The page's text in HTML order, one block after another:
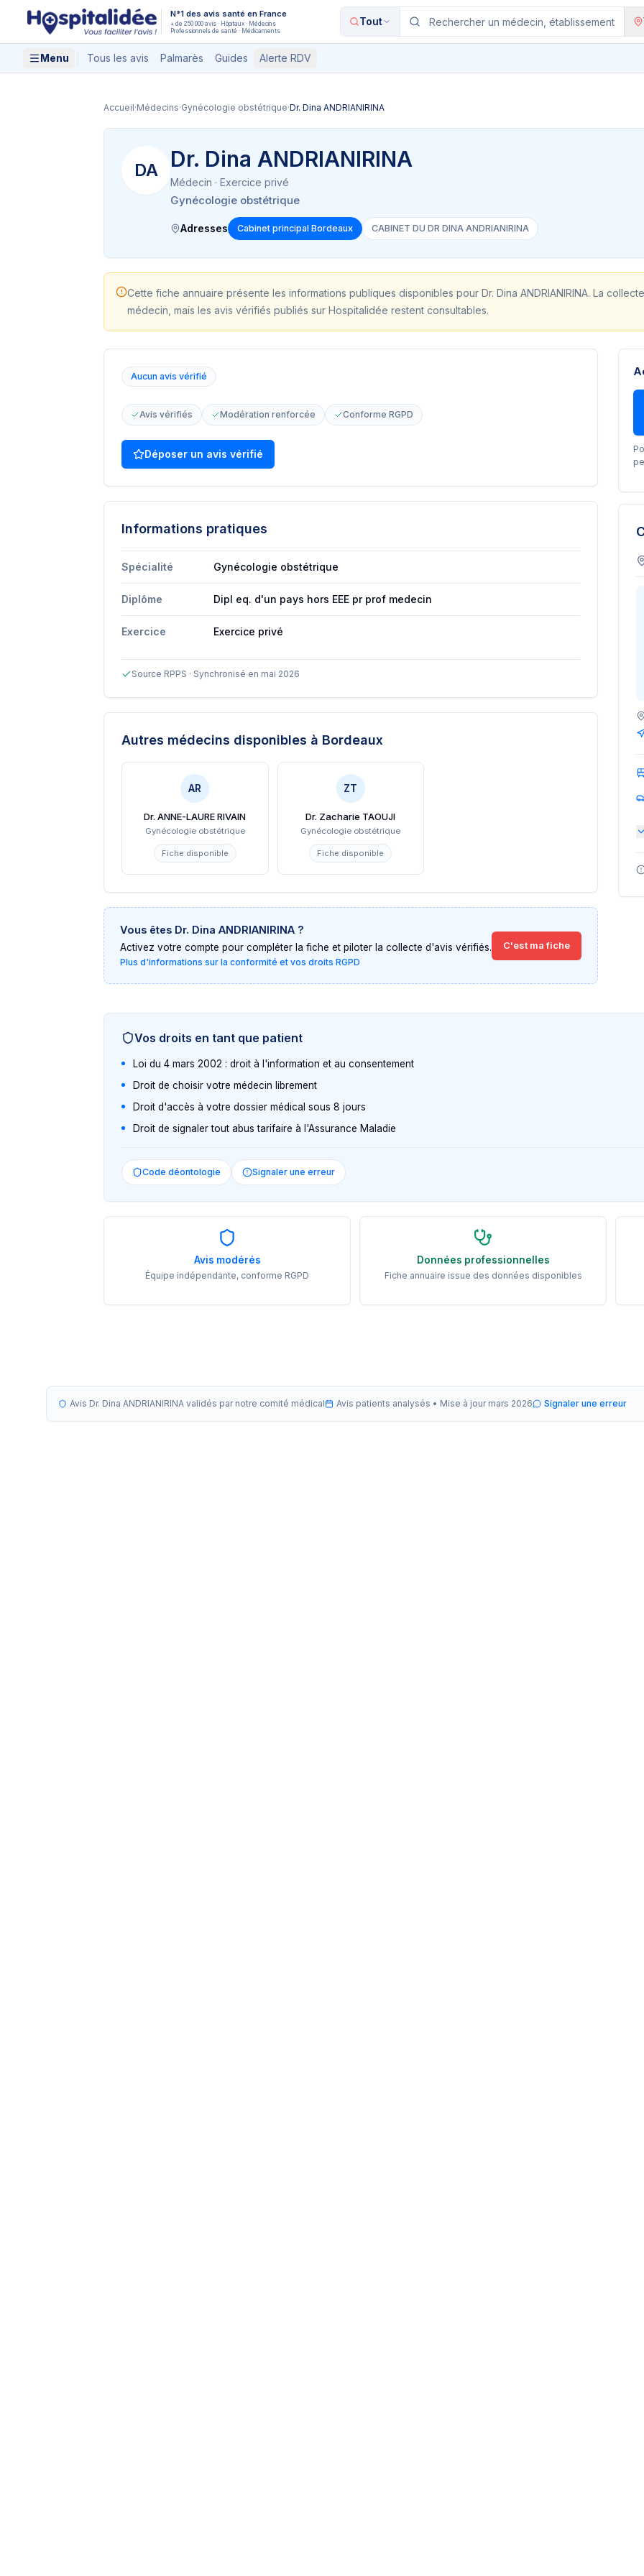
Aller au contenu principal N°1 des avis santé en France
+ de 250 000 avis · Hôpitaux · Médecins
Professionnels de santé · Médicaments
Tout
Menu Tous les avis Palmarès Guides Alerte RDV
Accueil·Médecins·Gynécologie obstétrique·Dr. Dina ANDRIANIRINA
DA Dr. Dina ANDRIANIRINA
Médecin · Exercice privé
Gynécologie obstétrique
Adresses Cabinet principal Bordeaux CABINET DU DR DINA ANDRIANIRINA
Cette fiche annuaire présente les informations publiques disponibles pour Dr. Dina ANDRIANIRINA. La
médecin, mais les avis vérifiés publiés sur Hospitalidée restent consultables.
Aucun avis vérifié
Avis vérifiés Modération renforcée Conforme RGPD
Déposer un avis vérifié
Informations pratiques
Spécialité Gynécologie obstétrique
Diplôme Dipl eq. d'un pays hors EEE pr prof medecin
Exercice Exercice privé
Source RPPS · Synchronisé en mai 2026
Autres médecins disponibles à Bordeaux
AR
Dr. ANNE-LAURE RIVAIN
Gynécologie obstétrique
Fiche disponible
ZT
Dr. Zacharie TAOUJI
Gynécologie obstétrique
Fiche disponible
Vous êtes Dr. Dina ANDRIANIRINA ?
Activez votre compte pour compléter la fiche et piloter la collecte d'avis vérifiés.
Plus d'informations sur la conformité et vos droits RGPD
C'est ma fiche
Vos droits en tant que patient
Loi du 4 mars 2002 : droit à l'information et au consentement
Droit de choisir votre médecin librement
Droit d'accès à votre dossier médical sous 8 jours
Droit de signaler tout abus tarifaire à l'Assurance Maladie
Code déontologie Signaler une erreur
Avis modérés
Équipe indépendante, conforme RGPD
Données professionnelles
Fiche annuaire issue des données disponibles
Avis Dr. Dina ANDRIANIRINA validés par notre comité médical Avis patients analysés • Mise à jour mars 2026 Signaler une erreur